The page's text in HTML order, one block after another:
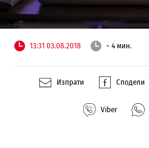
13:31 03.08.2018 ~ 4 мин.
Изпрати Сподели
Viber